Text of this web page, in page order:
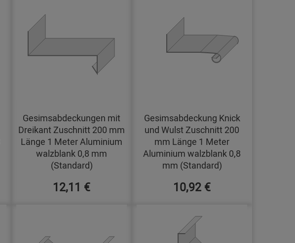
Gesimsabdeckungen mit
Dreikant Zuschnitt 200 mm
Länge 1 Meter Aluminium
walzblank 0,8 mm
(Standard)
12,11 €
Gesimsabdeckung Knick
und Wulst Zuschnitt 200
mm Länge 1 Meter
Aluminium walzblank 0,8
mm (Standard)
10,92 €